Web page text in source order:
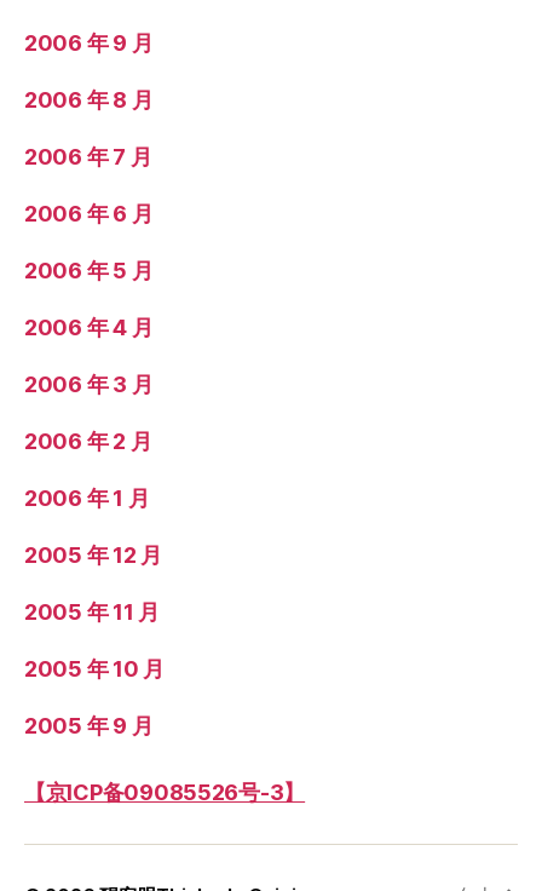
2006 年 9 月
2006 年 8 月
2006 年 7 月
2006 年 6 月
2006 年 5 月
2006 年 4 月
2006 年 3 月
2006 年 2 月
2006 年 1 月
2005 年 12 月
2005 年 11 月
2005 年 10 月
2005 年 9 月
【京ICP备09085526号-3】